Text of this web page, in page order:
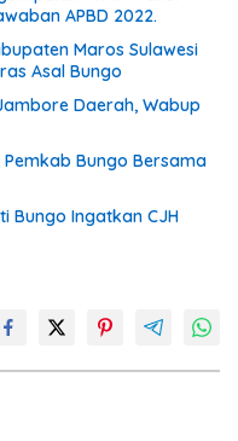
APBD 2022.
Maros Sulawesi
Asal Bungo
Daerah, Wabup
Bungo Bersama
Bungo Ingatkan CJH